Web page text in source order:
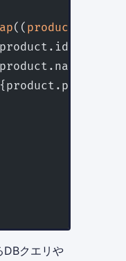
(( product
DBクエリや